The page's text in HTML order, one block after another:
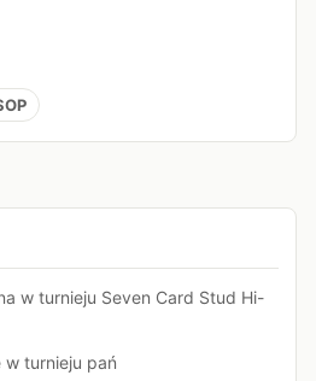
w turnieju Seven Card Stud Hi-
w turnieju pań